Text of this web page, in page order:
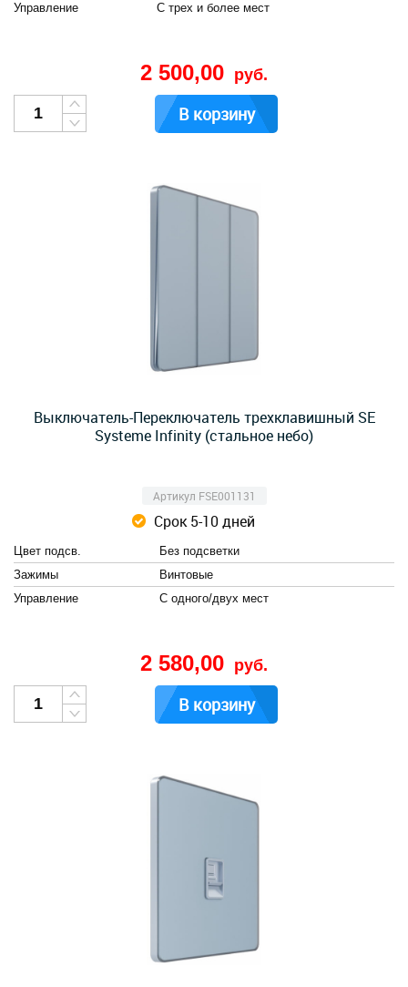
Управление
С трех и более мест
2 500,00 руб.
В корзину
Выключатель-Переключатель трехклавишный SE
Systeme Infinity (стальное небо)
Артикул FSE001131
Срок 5-10 дней
Цвет подсв.
Без подсветки
Зажимы
Винтовые
Управление
С одного/двух мест
2 580,00 руб.
В корзину